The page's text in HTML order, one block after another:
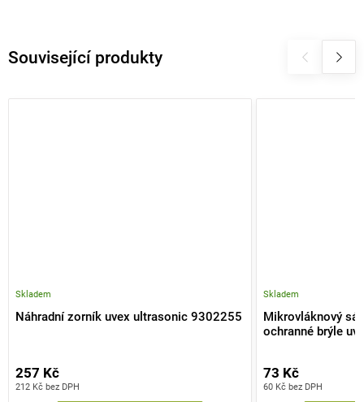
Související produkty
Náhradní zorník uvex ultrasonic 9302255
Skladem
212 Kč bez DPH
257 Kč
Mikrovláknový
ochranné brýle
Skladem
60 Kč bez DPH
73 Kč